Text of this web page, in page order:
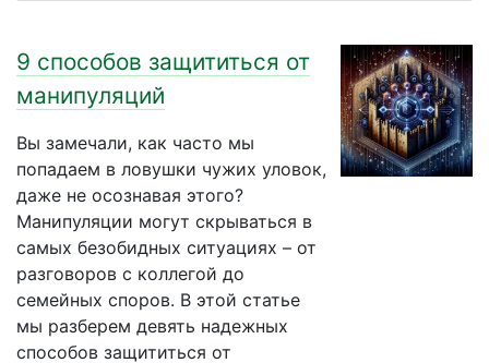
9 способов защититься от
манипуляций
Вы замечали, как часто мы
попадаем в ловушки чужих уловок,
даже не осознавая этого?
Манипуляции могут скрываться в
самых безобидных ситуациях – от
разговоров с коллегой до
семейных споров. В этой статье
мы разберем девять надежных
способов защититься от